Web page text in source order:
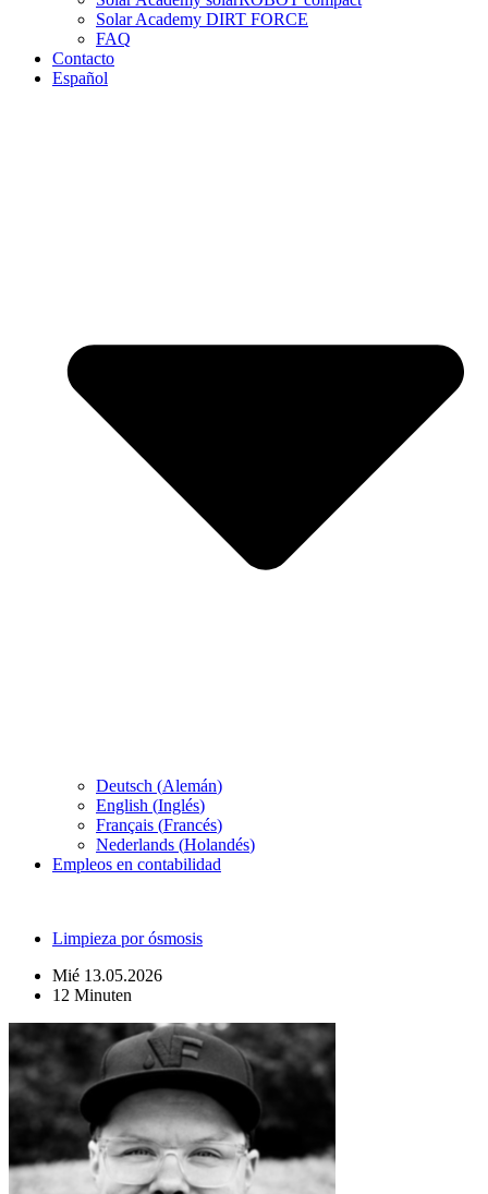
Solar Academy DIRT FORCE
FAQ
Contacto
Español
Deutsch (Alemán)
English (Inglés)
Français (Francés)
Nederlands (Holandés)
Empleos en contabilidad
Limpieza por ósmosis
Mié 13.05.2026
12 Minuten